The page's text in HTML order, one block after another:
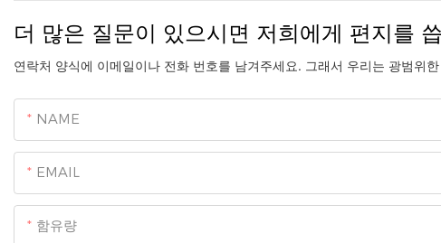
더 많은 질문이 있으시면 저희에게 편지를
연락처 양식에 이메일이나 전화 번호를 남겨주세요. 그래서 우리는 광범위
NAME
EMAIL
함유량